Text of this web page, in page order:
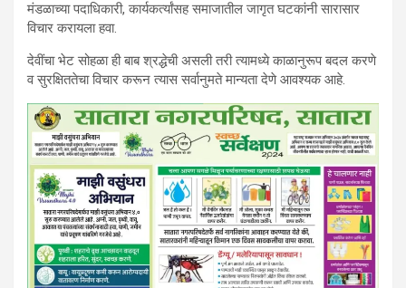
मंडळाच्या पदाधिकारी, कार्यकर्त्यांसह समाजातील जागृत घटकांनी सारासार
विचार करायला हवा.
देवींचा भेट सोहळा ही बाब श्रद्धेची असली तरी त्यामध्ये काळानुरूप बदल करणे
व सुरक्षिततेचा विचार करून त्यास सर्वानुमते मान्यता देणे आवश्यक आहे.